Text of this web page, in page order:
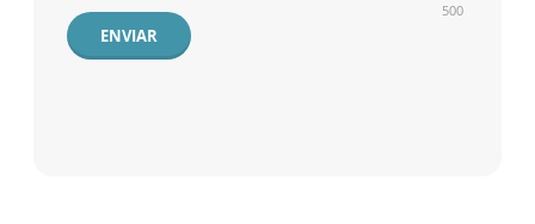
500
ENVIAR